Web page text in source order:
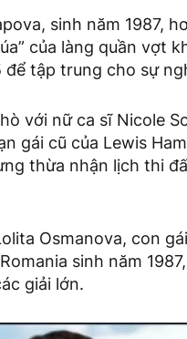
sinh năm 1987,
của làng quần vợt
để tập trung cho sự
với nữ ca sĩ Nicole
gái cũ của Lewis
thừa nhận lịch thi
Osmanova, con
sinh năm
giải lớn.